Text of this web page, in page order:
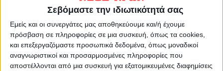
Σεβόμαστε την ιδιωτικότητά σας
Εμείς και οι συνεργάτες μας αποθηκεύουμε και/ή έχουμε
πρόσβαση σε πληροφορίες σε μια συσκευή, όπως τα cookies,
και επεξεργαζόμαστε προσωπικά δεδομένα, όπως μοναδικοί
αναγνωριστικοί και προσαρμοσμένες πληροφορίες που
αποστέλλονται από μια συσκευή για εξατομικευμένες διαφημίσεις
ΑΣΑ 2-0 στην Ευξεινούπολη
στο πρώτο σημαδιακό ματς
μετά την καταστροφή!
τους πληγέντες